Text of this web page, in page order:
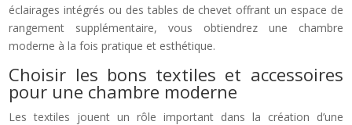
éclairages intégrés ou des tables de chevet offrant un espace de
rangement supplémentaire, vous obtiendrez une chambre
moderne à la fois pratique et esthétique.
Choisir les bons textiles et accessoires
pour une chambre moderne
Les textiles jouent un rôle important dans la création d’une